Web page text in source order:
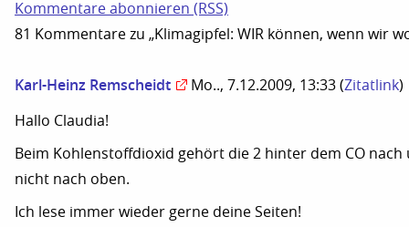
Kommentare abonnieren (RSS)
81 Kommentare zu „Klimagipfel: WIR können, wenn wir
Karl-Heinz Remscheidt Mo.., 7.12.2009, 13:33 (Zitatlink)
Hallo Claudia!
Beim Kohlenstoffdioxid gehört die 2 hinter dem CO nach
nicht nach oben.
Ich lese immer wieder gerne deine Seiten!